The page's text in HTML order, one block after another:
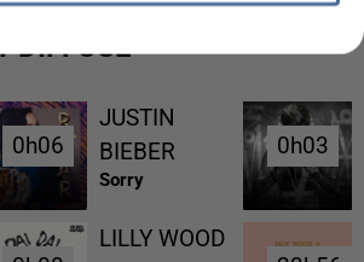
DIFFUSÉ
0h06
0h06
JUSTIN
BIEBER
Sorry
0h03
0h03
LILLY WOOD